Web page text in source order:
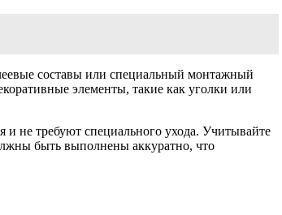
составы или специальный монтажный
элементы, такие как уголки или
и не требуют специального ухода. Учитывайте
быть выполнены аккуратно, что